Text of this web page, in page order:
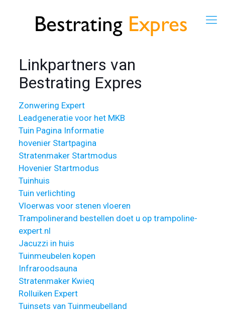
Linkpartners van
Bestrating Expres
Zonwering Expert
Leadgeneratie voor het MKB
Tuin Pagina Informatie
hovenier Startpagina
Stratenmaker Startmodus
Hovenier Startmodus
Tuinhuis
Tuin verlichting
Vloerwas voor stenen vloeren
Trampolinerand bestellen doet u op trampoline-
expert.nl
Jacuzzi in huis
Tuinmeubelen kopen
Infraroodsauna
Stratenmaker Kwieq
Rolluiken Expert
Tuinsets van Tuinmeubelland